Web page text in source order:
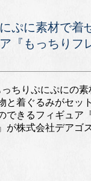
ぷに素材で着
『もっちりフ
っちりぷにぷにの
と着ぐるみがセッ
できるフィギュア
が株式会社デアゴ